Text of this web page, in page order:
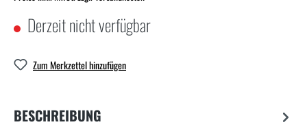
Derzeit nicht verfügbar
Zum Merkzettel hinzufügen
BESCHREIBUNG